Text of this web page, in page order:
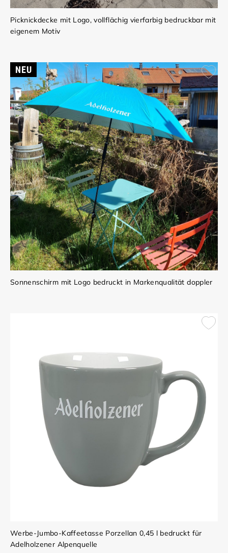
Picknickdecke mit Logo, vollflächig vierfarbig bedruckbar mit
eigenem Motiv
NEU
Sonnenschirm mit Logo bedruckt in Markenqualität doppler
Werbe-Jumbo-Kaffeetasse Porzellan 0,45 l bedruckt für
Adelholzener Alpenquelle